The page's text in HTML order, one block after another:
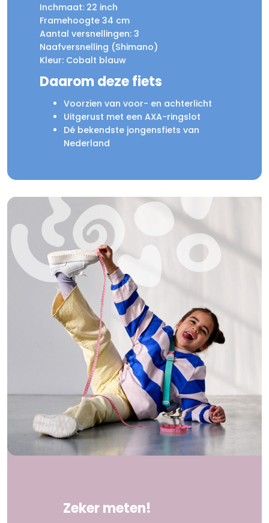
Inchmaat: 22 inch
Framehoogte 34 cm
Aantal versnellingen: 3
Naafversnelling (Shimano)
Kleur: Cobalt blauw
Daarom deze fiets
Voorzien van voor- en achterlicht
Uitgerust met een AXA-ringslot
Dé bekendste jongensfiets van
Nederland
Zeker meten!